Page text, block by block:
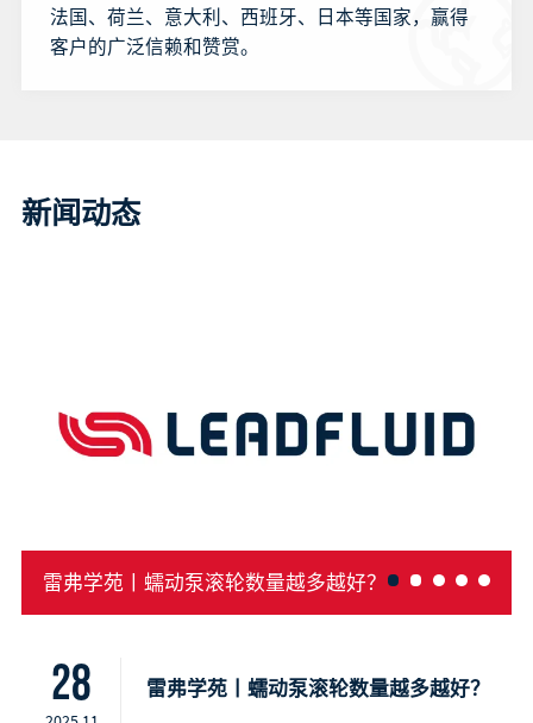
法国、荷兰、意大利、西班牙、日本等国家，赢得
客户的广泛信赖和赞赏。
新闻动态
雷弗学苑丨蠕动泵滚轮数量越多越好？
28 雷弗学苑丨蠕动泵滚轮数量越多越好？